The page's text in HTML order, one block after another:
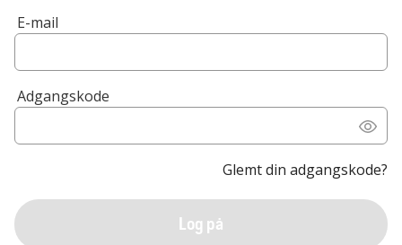
E-mail
Adgangskode
Glemt din adgangskode?
Log på